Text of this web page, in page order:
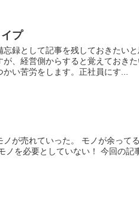
プ
録として記事を残しておきたい
、経営側からすると覚えておき
い苦労をします。正社員にす...
が売れていった。 モノが余って
ノを必要としていない！ 今回の記